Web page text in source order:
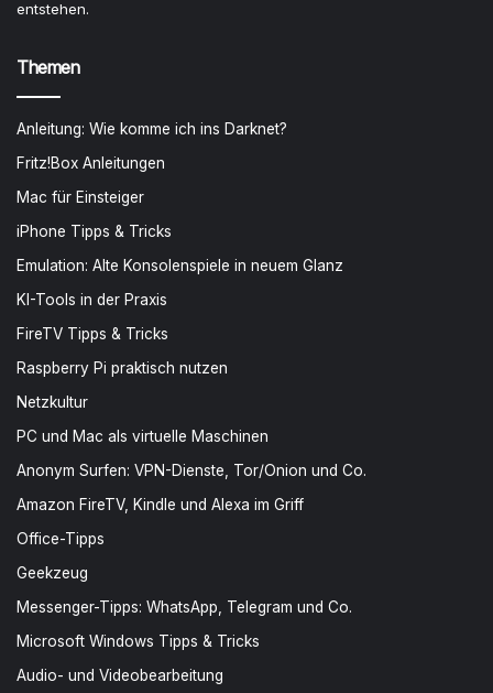
entstehen.
Themen
Anleitung: Wie komme ich ins Darknet?
Fritz!Box Anleitungen
Mac für Einsteiger
iPhone Tipps & Tricks
Emulation: Alte Konsolenspiele in neuem Glanz
KI-Tools in der Praxis
FireTV Tipps & Tricks
Raspberry Pi praktisch nutzen
Netzkultur
PC und Mac als virtuelle Maschinen
Anonym Surfen: VPN-Dienste, Tor/Onion und Co.
Amazon FireTV, Kindle und Alexa im Griff
Office-Tipps
Geekzeug
Messenger-Tipps: WhatsApp, Telegram und Co.
Microsoft Windows Tipps & Tricks
Audio- und Videobearbeitung